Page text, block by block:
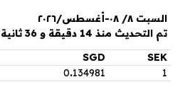
السبت ٨/ ٠٨-أغسطس/٢٠٢٦
تم التحديث منذ 14 دقيقة و 36 ثانية
SEK
SGD
1
0.134981